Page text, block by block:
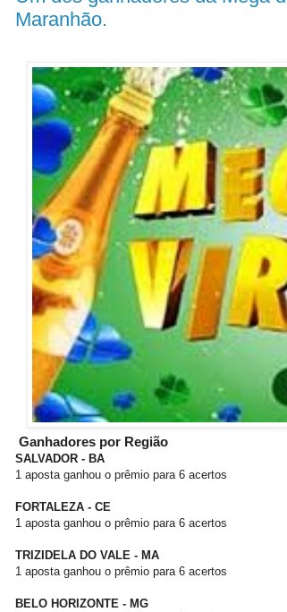
Maranhão.
Ganhadores por Região
SALVADOR - BA
1 aposta ganhou o prêmio para 6 acertos
FORTALEZA - CE
1 aposta ganhou o prêmio para 6 acertos
TRIZIDELA DO VALE - MA
1 aposta ganhou o prêmio para 6 acertos
BELO HORIZONTE - MG